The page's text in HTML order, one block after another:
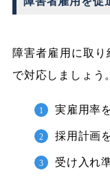
障害者雇用に取
で対応しましょう。
実雇用率
採用計画
受け入れ